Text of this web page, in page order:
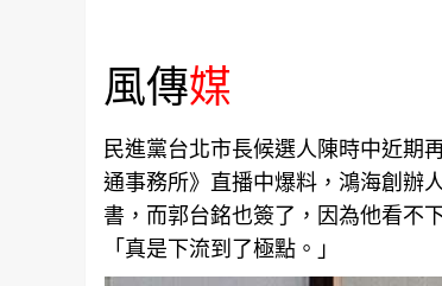
風傳媒
民進黨台北市長候選人陳時中近期
通事務所》直播中爆料，鴻海創辦
書，而郭台銘也簽了，因為他看不
「真是下流到了極點。」